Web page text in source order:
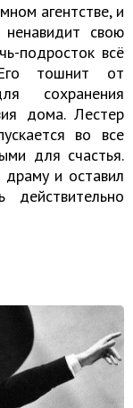
агентстве, и
свою
подросток всё
тошнит от
сохранения
дома. Лестер
во все
для счастья.
и оставил